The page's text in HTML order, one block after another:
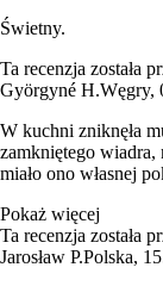
Świetny.
Ta recenzja została
Györgyné H.Węgry,
W kuchni zniknęła
zamkniętego
miało ono własnej
Pokaż więcej
Ta recenzja została
Jarosław P.Polska,